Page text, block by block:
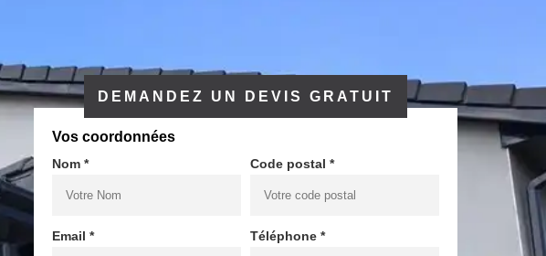
DEMANDEZ UN DEVIS GRATUIT
Vos coordonnées
Nom * Code postal *
Email * Téléphone *